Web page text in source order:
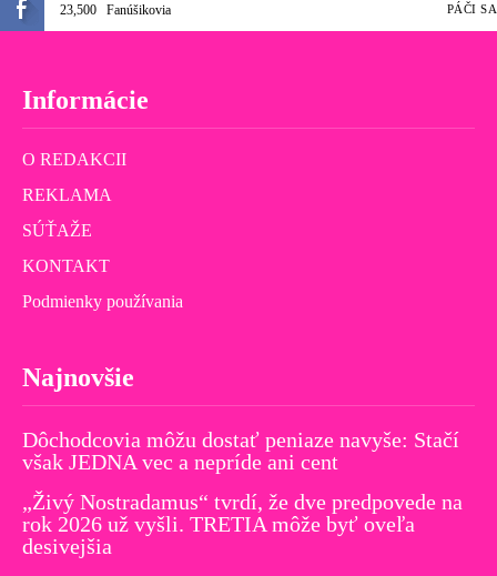
23,500 Fanúšikovia PÁČI SA
Informácie
O REDAKCII
REKLAMA
SÚŤAŽE
KONTAKT
Podmienky používania
Najnovšie
Dôchodcovia môžu dostať peniaze navyše: Stačí
však JEDNA vec a nepríde ani cent
„Živý Nostradamus“ tvrdí, že dve predpovede na
rok 2026 už vyšli. TRETIA môže byť oveľa
desivejšia